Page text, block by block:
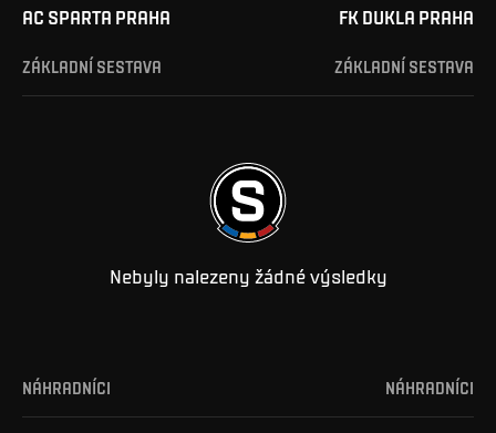
AC SPARTA PRAHA
ZÁKLADNÍ SESTAVA
FK DUKLA PRAHA
ZÁKLADNÍ SESTAVA
Nebyly nalezeny žádné výsledky
NÁHRADNÍCI NÁHRADNÍCI